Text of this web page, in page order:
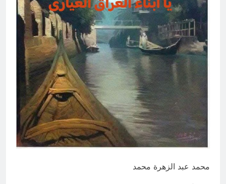
13 ساعة Ago
الكاتبان باقر الزبيدي ورياض سعد يحذران
من الجولاني (ح 5) (لو تغفلون عن
أسلحتكم وأمتعتكم فيميلون عليكم ميلة
واحدة)
13 ساعة Ago
محمد عبد الزهرة محمد